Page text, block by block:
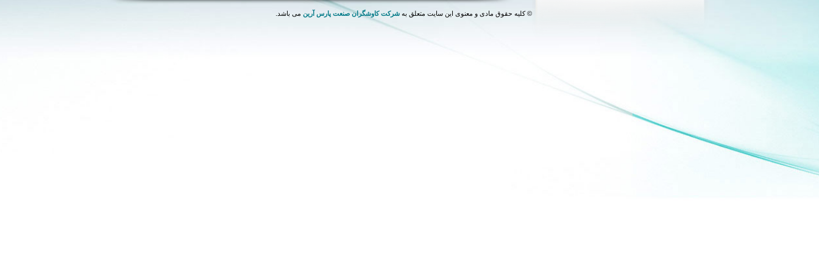
©کلیه حقوق مادی و معنوی این سایت متعلق به شرکت کاوشگران صنعت پارس آرین می باشد.